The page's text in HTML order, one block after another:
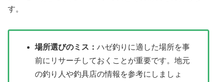
す。
場所選びのミス：ハゼ釣りに適した場所を事
前にリサーチしておくことが重要です。地元
の釣り人や釣具店の情報を参考にしましょ